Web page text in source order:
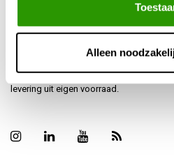
Alleen
Kunststofregenton.nl is er voor
zoekt – van bedrijven tot vakmensen en
Bestellen doe je eenvoudig via de
levering uit eigen voorraad.